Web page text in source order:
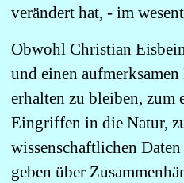
verändert hat, - im
Obwohl Christian
und einen
erhalten zu bleiben, zum
Eingriffen in die Natur,
wissenschaftlichen
geben über